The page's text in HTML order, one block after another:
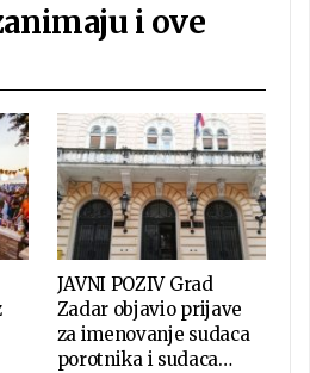
i ove
JAVNI POZIV Grad
Zadar objavio prijave
za imenovanje sudaca
porotnika i sudaca…